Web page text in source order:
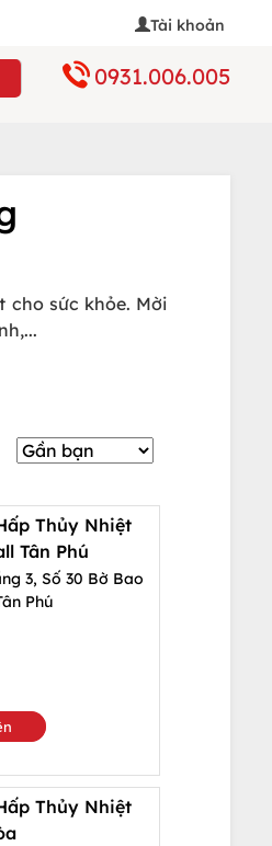
Tài khoản
0931.006.005
cho sức khỏe. Mời
Thủy Nhiệt
Tân Phú
3, Số 30 Bờ Bao
Phú
Thủy Nhiệt